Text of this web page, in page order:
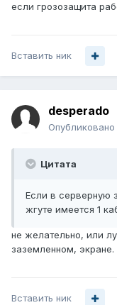
если грозозащита
Вставить ник
desperado
Опубликовано
Цитата
Если в серверную
жгуте имеется 1
не желательно, или
заземленном, экране.
Вставить ник